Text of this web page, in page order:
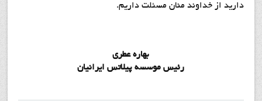
دارید از خداوند منان مسئلت داریم.
بهاره عطري
رئيس موسسه پيلاتس ايرانيان